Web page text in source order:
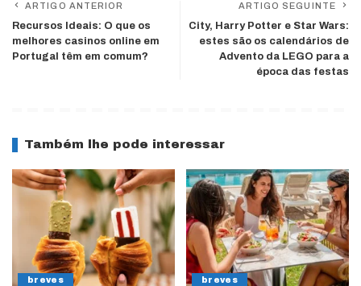
ARTIGO ANTERIOR
Recursos Ideais: O que os
melhores casinos online em
Portugal têm em comum?
ARTIGO SEGUINTE
City, Harry Potter e Star Wars:
estes são os calendários de
Advento da LEGO para a
época das festas
Também lhe pode interessar
breves breves